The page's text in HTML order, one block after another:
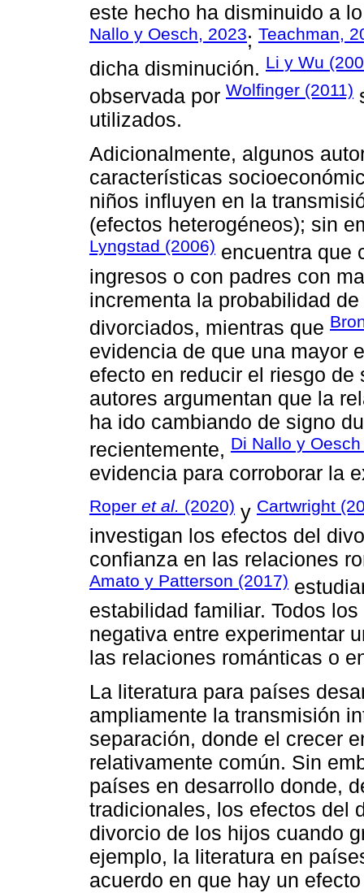
este hecho ha disminuido a
Nallo y Oesch, 2023; Teachman,
dicha disminución. Li y Wu
observada por Wolfinger (2011)
utilizados.
Adicionalmente, algunos
características
niños influyen en la
(efectos heterogéneos); sin
Lyngstad (2006) encuentra que
ingresos o con padres con
incrementa la probabilidad
divorciados, mientras que
evidencia de que una mayor
efecto en reducir el riesgo
autores argumentan que la
ha ido cambiando de signo
recientemente, Di Nallo y
evidencia para corroborar la
Roper et al. (2020) y Cartwright
investigan los efectos del
confianza en las relaciones
Amato y Patterson (2017)
estabilidad familiar. Todos
negativa entre experimentar
las relaciones románticas o
La literatura para países
ampliamente la transmisión
separación, donde el crecer
relativamente común. Sin
países en desarrollo donde,
tradicionales, los efectos del
divorcio de los hijos cuando
ejemplo, la literatura en
acuerdo en que hay un